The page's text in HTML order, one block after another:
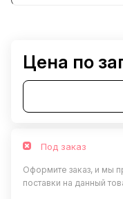
Цена по
Под заказ
Оформите заказ, и мы
поставки на данный